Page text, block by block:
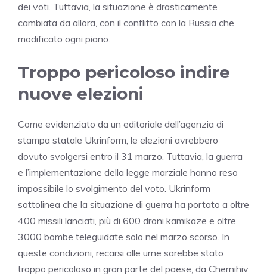
dei voti. Tuttavia, la situazione è drasticamente
cambiata da allora, con il conflitto con la Russia che
modificato ogni piano.
Troppo pericoloso indire
nuove elezioni
Come evidenziato da un editoriale dell’agenzia di
stampa statale Ukrinform, le elezioni avrebbero
dovuto svolgersi entro il 31 marzo. Tuttavia, la guerra
e l’implementazione della legge marziale hanno reso
impossibile lo svolgimento del voto. Ukrinform
sottolinea che la situazione di guerra ha portato a oltre
400 missili lanciati, più di 600 droni kamikaze e oltre
3000 bombe teleguidate solo nel marzo scorso. In
queste condizioni, recarsi alle urne sarebbe stato
troppo pericoloso in gran parte del paese, da Chernihiv